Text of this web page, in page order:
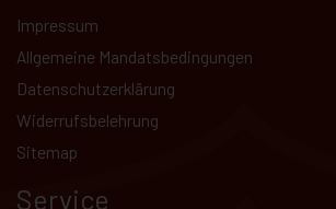
Impressum
Allgemeine Mandatsbedingungen
Datenschutz­erklärung
Widerrufsbelehrung
Sitemap
Service
Kundenbewertungen und Erfahrungen zu
Hammer Rechtsanwälte